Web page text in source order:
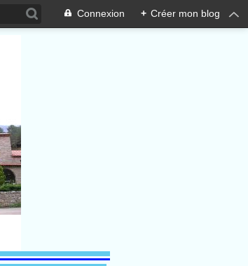
Connexion + Créer mon blog